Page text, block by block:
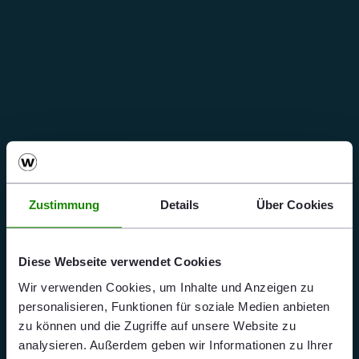
Zustimmung Details Über Cookies
Diese Webseite verwendet Cookies
Wir verwenden Cookies, um Inhalte und Anzeigen zu
personalisieren, Funktionen für soziale Medien anbieten
zu können und die Zugriffe auf unsere Website zu
analysieren. Außerdem geben wir Informationen zu Ihrer